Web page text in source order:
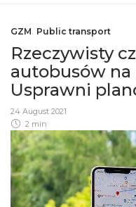
GZM, Public transport
Rzeczywisty
autobusów na
Usprawni
24 August 2021
2 min